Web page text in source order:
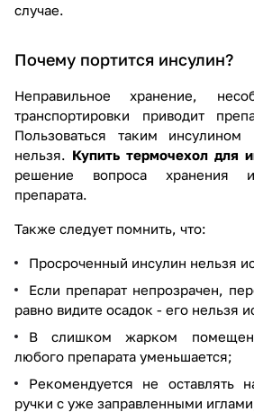
случае.
Почему портится инсулин?
Неправильное хранение,
транспортировки приводит
Пользоваться таким
нельзя. Купить термочехол для
решение вопроса хранения и
препарата.
Также следует помнить, что:
Просроченный инсулин нельзя
Если препарат непрозрачен,
равно видите осадок - его нельзя
В слишком жарком
любого препарата уменьшается;
Рекомендуется не оставлять
ручки с уже заправленными